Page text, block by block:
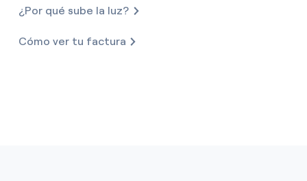
¿Por qué sube la luz?
Cómo ver tu factura